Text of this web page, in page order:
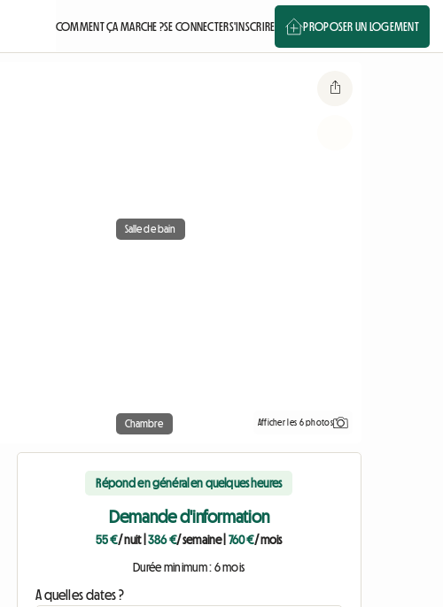
COMMENT ÇA MARCHE ?SE CONNECTERS'INSCRIRE PROPOSER UN LOGEMENT
Salle de bain
Chambre Afficher les 6 photos
Répond en général en quelques heures
Demande d'information
55 €/ nuit|386 €/ semaine| 760 €/ mois
Durée minimum : 6 mois
A quelles dates ?